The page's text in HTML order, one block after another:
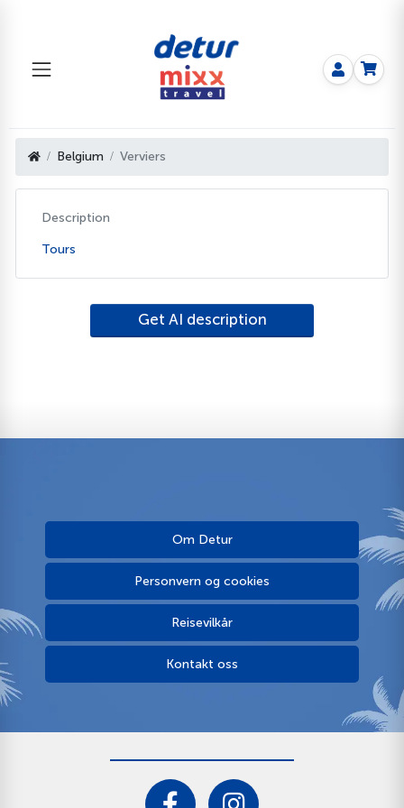
Belgium Verviers
Description
Tours
Get AI description
Om Detur
Personvern og cookies
Reisevilkår
Kontakt oss